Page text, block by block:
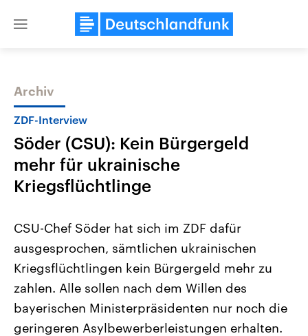
Close
Themen
2026
Alle Informationen
Sachsen-Anhalt wählt am 6.
September 2026 einen neuen
Landtag. Seit 2021 wird das
Bundesland von einer Koalition aus
CDU, SPD und FDP regiert.-
Umfragen, Prognosen,
Aktuelle Beiträge,
Hintergründe
Wirtschaftlich und
gehören die Vereinigten
den mächtigsten Ländern
mit großem Einfluss auf
Archiv
ZDF-Interview
Söder (CSU): Kein Bürgergeld
mehr für ukrainische
Kriegsflüchtlinge
CSU-Chef Söder hat sich im ZDF dafür
ausgesprochen, sämtlichen ukrainischen
Kriegsflüchtlingen kein Bürgergeld mehr zu
zahlen. Alle sollen nach dem Willen des
bayerischen Ministerpräsidenten nur noch die
geringeren Asylbewerberleistungen erhalten.